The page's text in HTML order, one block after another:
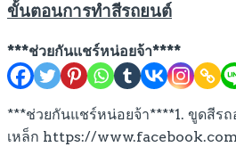
ขั้นตอนการทำสีรถยนต์
***ช่วยกันแชร์หน่อยจ้า****
***ช่วยกันแชร์หน่อยจ้า****1. ขูดสีร
เหล็ก https://